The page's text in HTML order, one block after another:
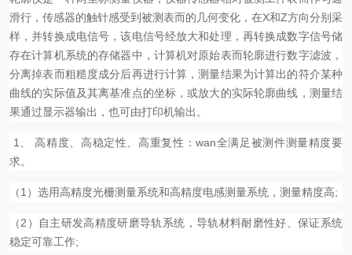
滑行，传感器的触针感受到被测表而的几何变化，在X和Z方向分别采
样，并转换成电信号，该电信号经放大和处理，再转换成数字信号储
存在计算机系统的存储器中，计算机对原始表而轮廓进行数字滤波，
分离掉表而粗糙度成分后再进行计算，测量结果为计算出的符介某种
曲线的实际值及其离基准点的坐标，或放大的实际轮廓曲线，测量结
果通过显示器输出，也可由打印机输出。
1、 高精度、高稳定性、高重复性：wan全满足被测件测量精度要
求。
（1）选用高精度光栅测量系统和高精度电感测量系统，测量精度高;
（2）自主研发高精度研磨导轨系统，导轨材料耐磨性好、保证系统
稳定可靠工作;